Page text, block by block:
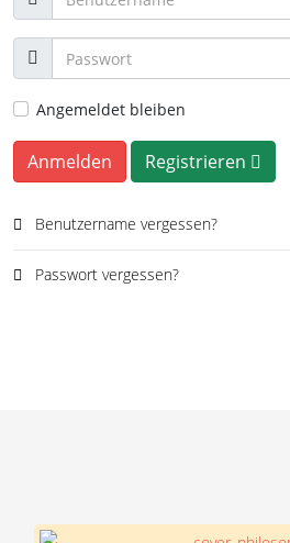
Angemeldet bleiben
Anmelden Registrieren
Benutzername vergessen?
Passwort vergessen?